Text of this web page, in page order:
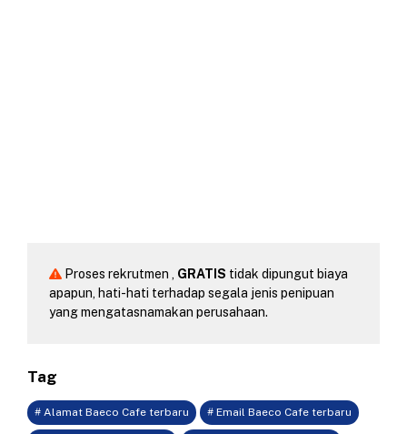
Proses rekrutmen , GRATIS tidak dipungut biaya
apapun, hati-hati terhadap segala jenis penipuan
yang mengatasnamakan perusahaan.
Tag
# Alamat Baeco Cafe terbaru # Email Baeco Cafe terbaru